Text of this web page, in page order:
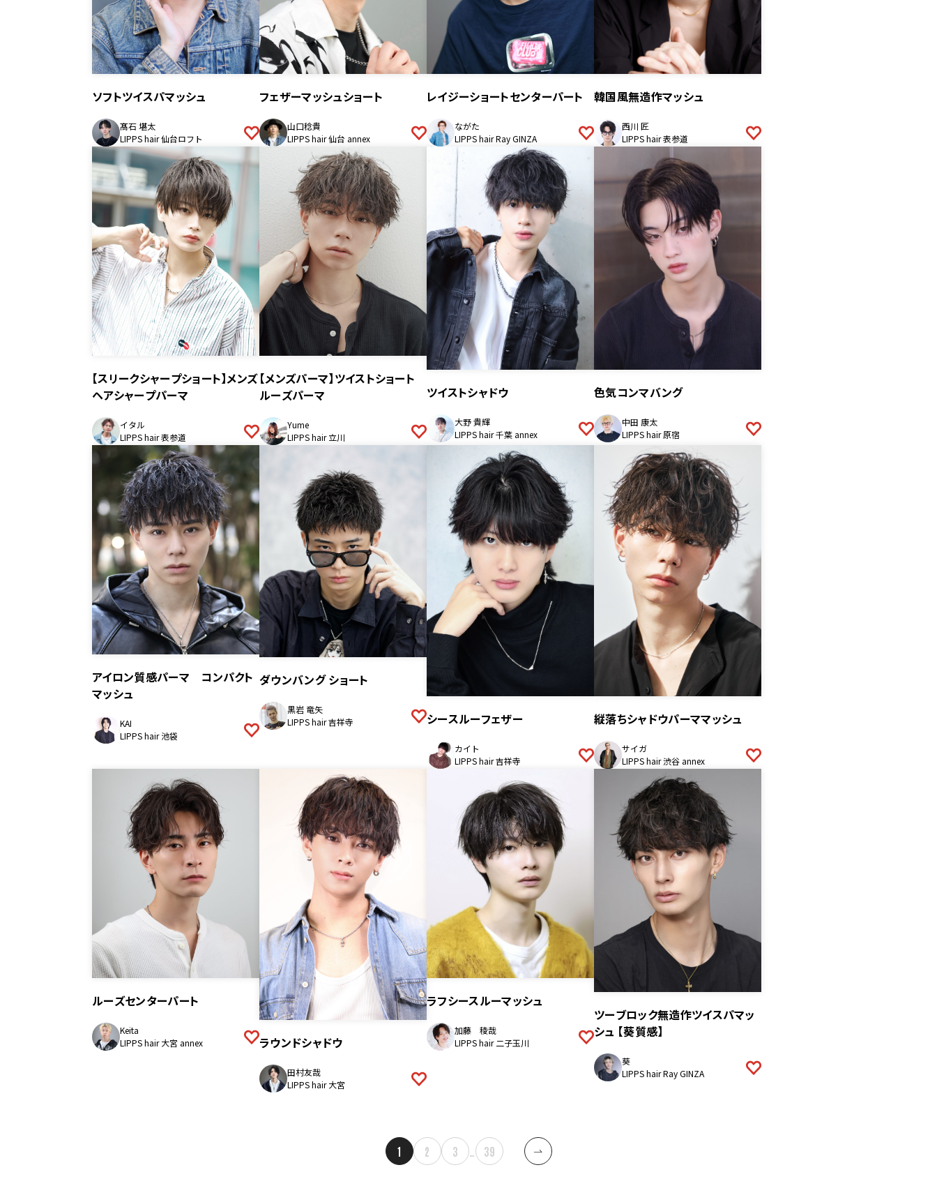
ソフトツイスパマッシュ
髙石 堪太
LIPPS hair 仙台ロフト
フェザーマッシュショート
山口稔貴
LIPPS hair 仙台 annex
レイジーショートセンターパート
ながた
LIPPS hair Ray GINZA
韓国風無造作マッシュ
西川 匠
LIPPS hair 表参道
【スリークシャープショート】メンズ
ヘアシャープパーマ
イタル
LIPPS hair 表参道
【メンズパーマ】ツイストショート
ルーズパーマ
Yume
LIPPS hair 立川
ツイストシャドウ
大野 貴輝
LIPPS hair 千葉 annex
色気コンマバング
中田 康太
LIPPS hair 原宿
アイロン質感パーマ コンパクト
マッシュ
KAI
LIPPS hair 池袋
ダウンバング ショート
黒岩 竜矢
LIPPS hair 吉祥寺
シースルーフェザー
カイト
LIPPS hair 吉祥寺
縦落ちシャドウパーママッシュ
サイガ
LIPPS hair 渋谷 annex
ルーズセンターパート
Keita
LIPPS hair 大宮 annex
ラウンドシャドウ
田村友哉
LIPPS hair 大宮
ラフシースルーマッシュ
加藤 稜哉
LIPPS hair 二子玉川
ツーブロック無造作ツイスパマッ
シュ 【葵質感】
葵
LIPPS hair Ray GINZA
1 2 3 … 39